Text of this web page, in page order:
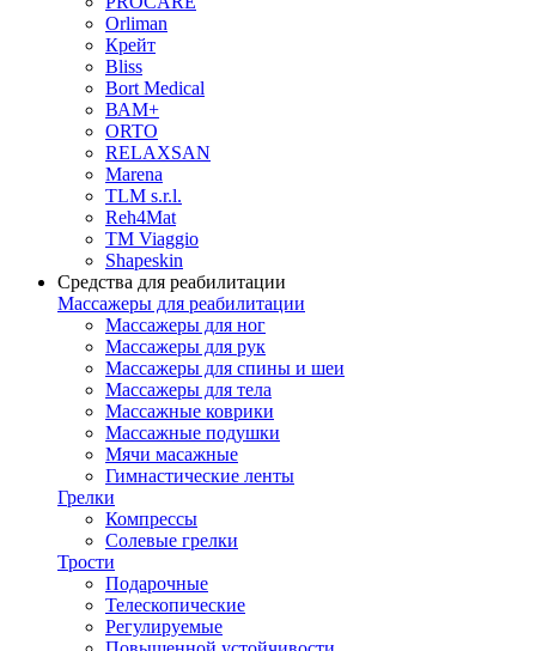
Orliman
Крейт
Bliss
Bort Medical
ВАМ+
ORTO
RELAXSAN
Marena
TLM s.r.l.
Reh4Mat
TM Viaggio
Shapeskin
Средства для реабилитации
Массажеры для реабилитации
Массажеры для ног
Массажеры для рук
Массажеры для спины и шеи
Массажеры для тела
Массажные коврики
Массажные подушки
Мячи масажные
Гимнастические ленты
Грелки
Компрессы
Солевые грелки
Трости
Подарочные
Телескопические
Регулируемые